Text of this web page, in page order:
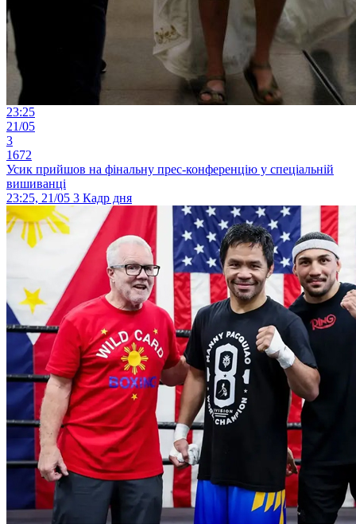
23:25
21/05
3
1672
Усик прийшов на фінальну прес-конференцію у спеціальній
вишиванці
23:25, 21/05 3 Кадр дня